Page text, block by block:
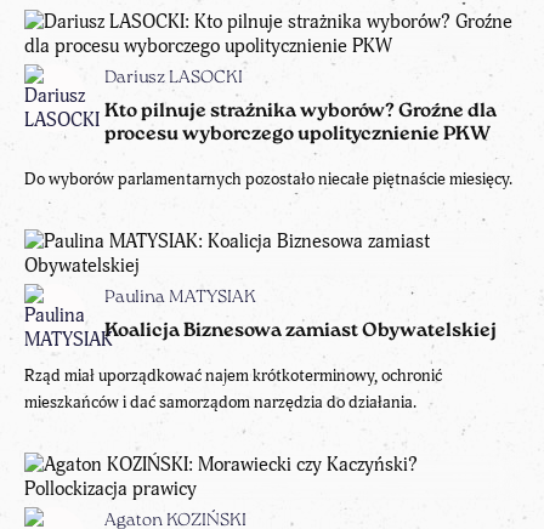
Dariusz LASOCKI
Kto pilnuje strażnika wyborów? Groźne dla
procesu wyborczego upolitycznienie PKW
Do wyborów parlamentarnych pozostało niecałe piętnaście miesięcy.
Paulina MATYSIAK
Koalicja Biznesowa zamiast Obywatelskiej
Rząd miał uporządkować najem krótkoterminowy, ochronić
mieszkańców i dać samorządom narzędzia do działania.
Agaton KOZIŃSKI